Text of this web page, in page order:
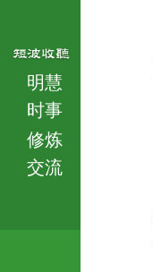
明慧
时事
修炼
交流